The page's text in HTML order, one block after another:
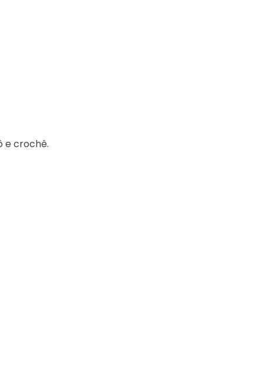
e crochê.